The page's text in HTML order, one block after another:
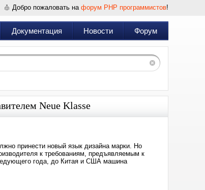
Добро пожаловать на форум PHP программистов!
Документация Новости Форум
Neue Klasse
принести новый язык дизайна марки. Но
к требованиям, предъявляемым к
года, до Китая и США машина